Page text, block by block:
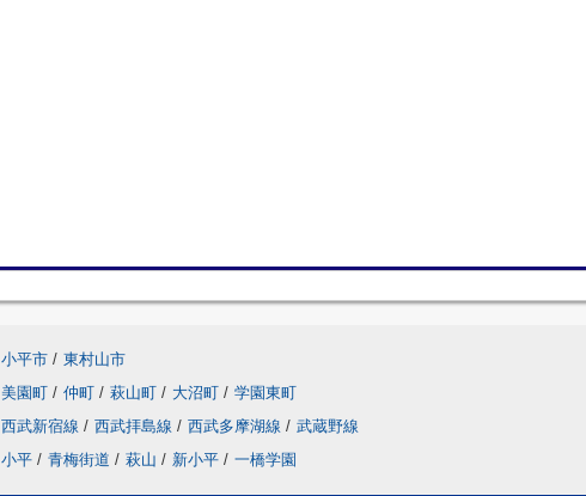
小平市 / 東村山市
美園町 / 仲町 / 萩山町 / 大沼町 / 学園東町
西武新宿線 / 西武拝島線 / 西武多摩湖線 / 武蔵野線
小平 / 青梅街道 / 萩山 / 新小平 / 一橋学園